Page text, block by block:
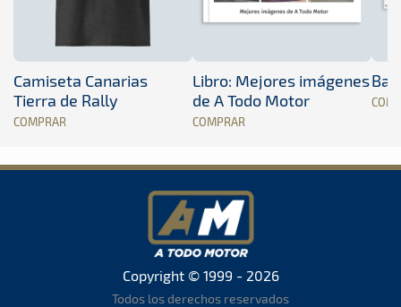
Camiseta Canarias
Tierra de Rally
COMPRAR
Libro: Mejores imágenes
de A Todo Motor
COMPRAR
Copyright © 1999 - 2026
Todos los derechos reservados